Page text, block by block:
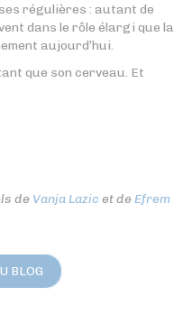
régulières : autant de
dans le rôle élargi que la
aujourd’hui.
que son cerveau. Et
de Vanja Lazic et deEfrem
BLOG